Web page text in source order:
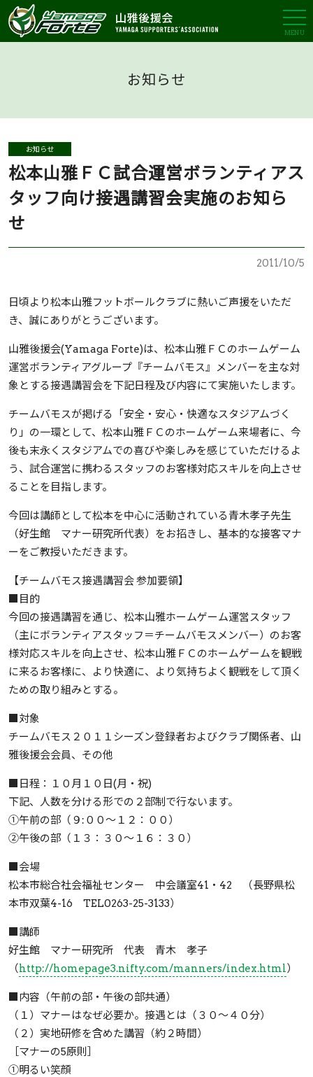
MENU
お知らせ
お知らせ
松本山雅ＦＣ試合運営ボランティアス
タッフ向け接遇講習会実施のお知ら
せ
2011/10/5
日頃より松本山雅フットボールクラブに熱いご声援をいただ
き、誠にありがとうございます。
山雅後援会(Yamaga Forte)は、松本山雅ＦＣのホームゲーム
運営ボランティアグループ『チームバモス』メンバーを主な対
象とする接遇講習会を下記日程及び内容にて実施いたします。
チームバモスが掲げる「安全・安心・快適なスタジアムづく
り」の一環として、松本山雅ＦＣのホームゲーム来場者に、今
後も末永くスタジアムでの喜びや楽しみを感じていただけるよ
う、試合運営に携わるスタッフのお客様対応スキルを向上させ
ることを目指します。
今回は講師として松本を中心に活動されている青木孝子先生
（好生館 マナー研究所代表）をお招きし、基本的な接客マナ
ーをご教授いただきます。
【チームバモス接遇講習会 参加要領】
■目的
今回の接遇講習を通じ、松本山雅ホームゲーム運営スタッフ
（主にボランティアスタッフ＝チームバモスメンバー）のお客
様対応スキルを向上させ、松本山雅ＦＣのホームゲームを観戦
に来るお客様に、より快適に、より気持ちよく観戦をして頂く
ための取り組みとする。
■対象
チームバモス２０１１シーズン登録者およびクラブ関係者、山
雅後援会会員、その他
■日程：１０月１０日(月・祝)
下記、人数を分ける形での２部制で行ないます。
①午前の部（９:００～１２：００）
②午後の部（１３：３０～１６：３０）
■会場
松本市総合社会福祉センター 中会議室41・42 （長野県松
本市双葉4-16 TEL0263-25-3133）
■講師
好生館 マナー研究所 代表 青木 孝子
（http://homepage3.nifty.com/manners/index.html）
■内容（午前の部・午後の部共通）
（１）マナーはなぜ必要か。接遇とは（３０～４０分）
（２）実地研修を含めた講習（約２時間）
［マナーの5原則］
①明るい笑顔